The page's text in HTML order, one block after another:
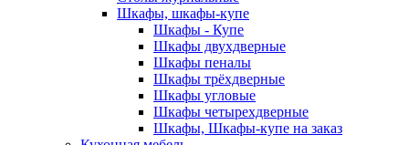
Шкафы, шкафы-купе
Шкафы - Купе
Шкафы двухдверные
Шкафы пеналы
Шкафы трёхдверные
Шкафы угловые
Шкафы четырехдверные
Шкафы, Шкафы-купе на заказ